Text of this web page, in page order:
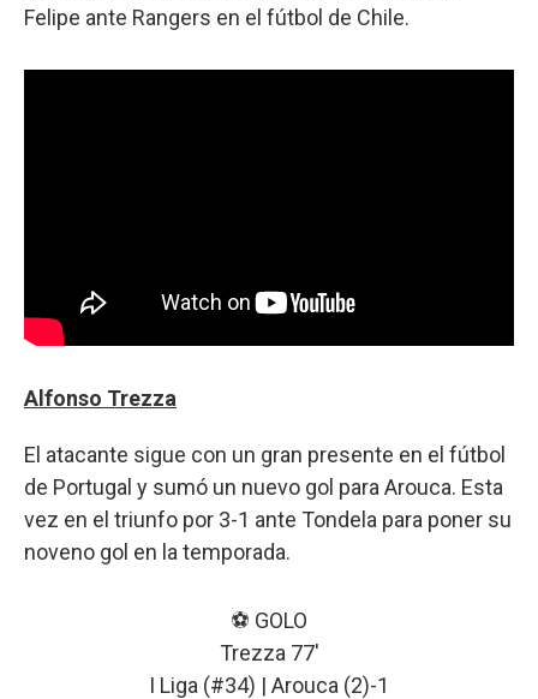
Felipe ante Rangers en el fútbol de Chile.
Alfonso Trezza
El atacante sigue con un gran presente en el fútbol
de Portugal y sumó un nuevo gol para Arouca. Esta
vez en el triunfo por 3-1 ante Tondela para poner su
noveno gol en la temporada.
⚽ GOLO
Trezza 77'
I Liga (#34) | Arouca (2)-1